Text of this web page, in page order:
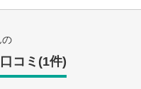
の
コミ(1件)